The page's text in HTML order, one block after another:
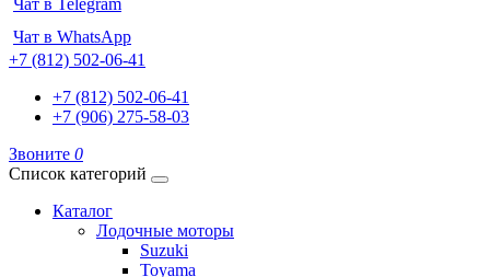
Чат в Telegram
Чат в WhatsApp
+7 (812) 502-06-41
+7 (812) 502-06-41
+7 (906) 275-58-03
Звоните 0
Список категорий
Каталог
Лодочные моторы
Suzuki
Toyama